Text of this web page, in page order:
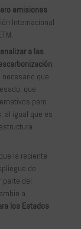
emisiones
Internacional
a las
,
que
que
pero
al igual que es
la reciente
de
parte del
a
los Estados